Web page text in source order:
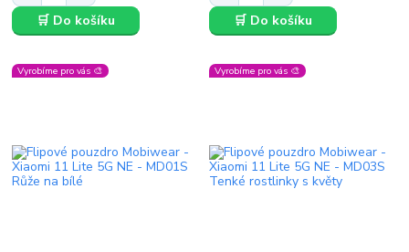
🛒 Do košíku 🛒 Do košíku
Vyrobíme pro vás 🎨 Vyrobíme pro vás 🎨